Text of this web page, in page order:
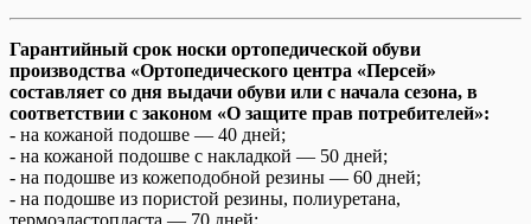
Гарантийный срок носки ортопедической обуви
производства «Ортопедического центра «Персей»
составляет со дня выдачи обуви или с начала сезона, в
соответствии с законом «О защите прав потребителей»:
- на кожаной подошве — 40 дней;
- на кожаной подошве с накладкой — 50 дней;
- на подошве из кожеподобной резины — 60 дней;
- на подошве из пористой резины, полиуретана,
термоэластопласта — 70 дней;